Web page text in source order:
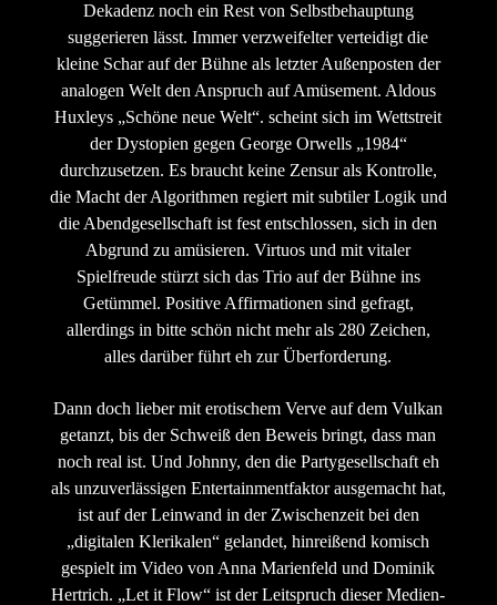
Dekadenz noch ein Rest von Selbstbehauptung
suggerieren lässt. Immer verzweifelter verteidigt die
kleine Schar auf der Bühne als letzter Außenposten der
analogen Welt den Anspruch auf Amüsement. Aldous
Huxleys „Schöne neue Welt“. scheint sich im Wettstreit
der Dystopien gegen George Orwells „1984“
durchzusetzen. Es braucht keine Zensur als Kontrolle,
die Macht der Algorithmen regiert mit subtiler Logik und
die Abendgesellschaft ist fest entschlossen, sich in den
Abgrund zu amüsieren. Virtuos und mit vitaler
Spielfreude stürzt sich das Trio auf der Bühne ins
Getümmel. Positive Affirmationen sind gefragt,
allerdings in bitte schön nicht mehr als 280 Zeichen,
alles darüber führt eh zur Überforderung.
Dann doch lieber mit erotischem Verve auf dem Vulkan
getanzt, bis der Schweiß den Beweis bringt, dass man
noch real ist. Und Johnny, den die Partygesellschaft eh
als unzuverlässigen Entertainmentfaktor ausgemacht hat,
ist auf der Leinwand in der Zwischenzeit bei den
„digitalen Klerikalen“ gelandet, hinreißend komisch
gespielt im Video von Anna Marienfeld und Dominik
Hertrich. „Let it Flow“ ist der Leitspruch dieser Medien-